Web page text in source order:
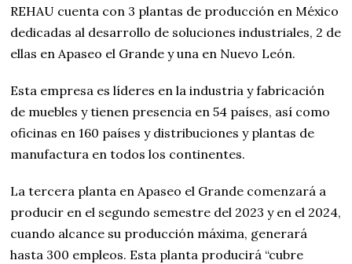
REHAU cuenta con 3 plantas de producción en México
dedicadas al desarrollo de soluciones industriales, 2 de
ellas en Apaseo el Grande y una en Nuevo León.
Esta empresa es líderes en la industria y fabricación
de muebles y tienen presencia en 54 países, así como
oficinas en 160 países y distribuciones y plantas de
manufactura en todos los continentes.
La tercera planta en Apaseo el Grande comenzará a
producir en el segundo semestre del 2023 y en el 2024,
cuando alcance su producción máxima, generará
hasta 300 empleos. Esta planta producirá “cubre